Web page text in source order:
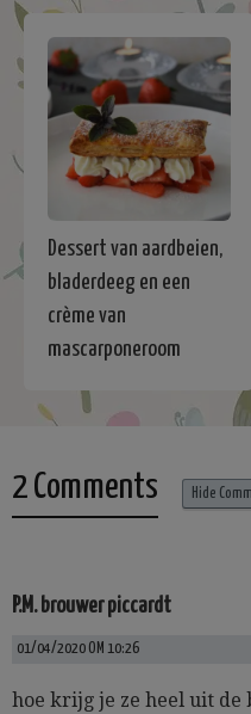
Dessert van aardbeien,
bladerdeeg en een
crème van
mascarponeroom
2 Comments Hide
P.M. brouwer piccardt
01/04/2020 OM 10:26
hoe krijg je ze heel uit